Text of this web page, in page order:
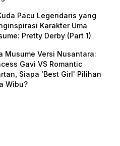
Pacu Legendaris yang
Karakter Uma
Pretty Derby (Part 1)
Musume Versi Nusantara:
Gavi VS Romantic
Siapa 'Best Girl' Pilihan
Wibu?